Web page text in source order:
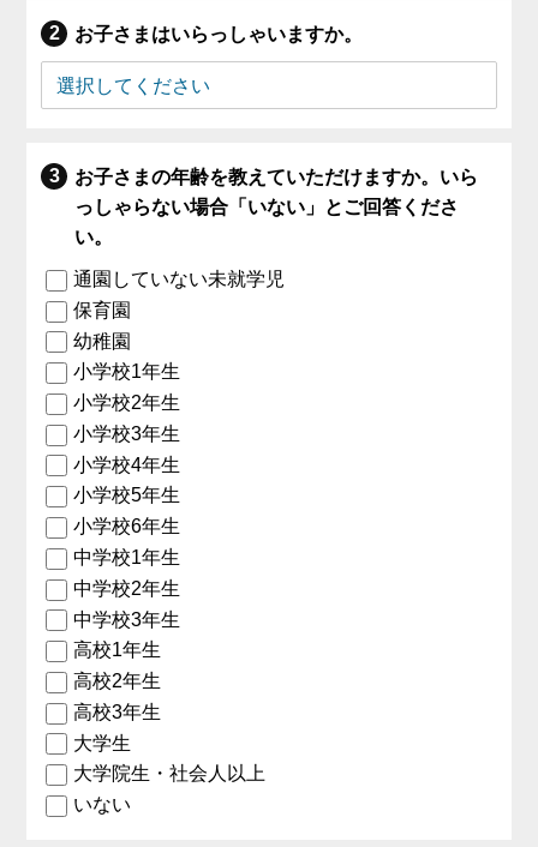
お子さまはいらっしゃいますか。
お子さまの年齢を教えていただけますか。いら
っしゃらない場合「いない」とご回答くださ
い。
通園していない未就学児
保育園
幼稚園
小学校1年生
小学校2年生
小学校3年生
小学校4年生
小学校5年生
小学校6年生
中学校1年生
中学校2年生
中学校3年生
高校1年生
高校2年生
高校3年生
大学生
大学院生・社会人以上
いない